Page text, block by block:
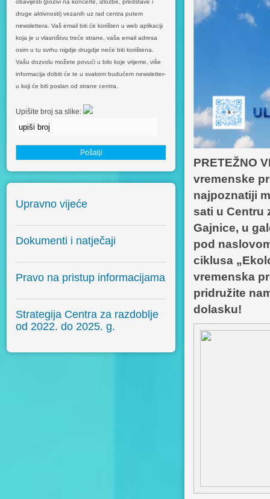
obavijesti (pozivi na koncerte, izložbe, predstave i
druge aktivnosti) vezanih uz rad centra putem
newslettera. Vaš email biti će korišten u web aplikaciji
koja je u vlasništvu treće strane, vaša email adresa
osim u tu svrhu nigdje drugdje neće biti korištena.
Vašu dozvolu možete povući u bilo koje vrijeme, više
informacija dobiti će te u svakom budućem newsletter-
u koji će biti poslan od strane centra.
Upišite broj sa slike:
Upravno vijeće
Dokumenti i natječaji
Pravo na pristup informacijama
Strategija Centra za razdoblje
od 2022. do 2025. g.
PRETEŽNO
vremenske
najpoznatiji
sati u Centru
Gajnice, u
pod
ciklusa
vremenska
pridružite
dolasku!